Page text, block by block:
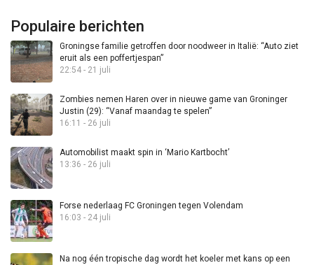
Populaire berichten
Groningse familie getroffen door noodweer in Italië: “Auto ziet
eruit als een poffertjespan”
22:54 - 21 juli
Zombies nemen Haren over in nieuwe game van Groninger
Justin (29): “Vanaf maandag te spelen”
16:11 - 26 juli
Automobilist maakt spin in ‘Mario Kartbocht’
13:36 - 26 juli
Forse nederlaag FC Groningen tegen Volendam
16:03 - 24 juli
Na nog één tropische dag wordt het koeler met kans op een